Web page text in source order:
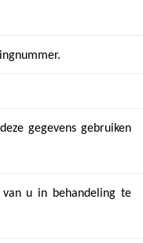
gegevens gebruiken
van u in behandeling te